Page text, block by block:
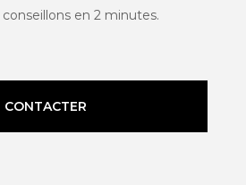
conseillons en 2 minutes.
CONTACTER